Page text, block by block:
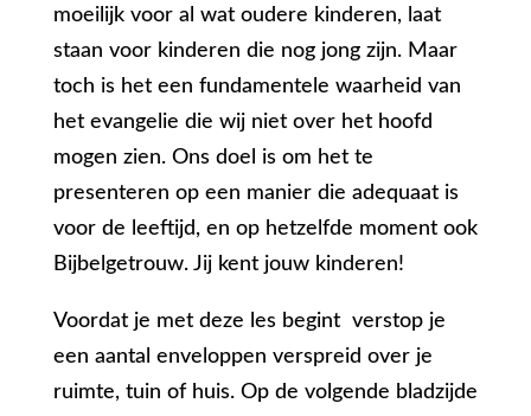
moeilijk voor al wat oudere kinderen, laat
staan voor kinderen die nog jong zijn. Maar
toch is het een fundamentele waarheid van
het evangelie die wij niet over het hoofd
mogen zien. Ons doel is om het te
presenteren op een manier die adequaat is
voor de leeftijd, en op hetzelfde moment ook
Bijbelgetrouw. Jij kent jouw kinderen!
Voordat je met deze les begint verstop je
een aantal enveloppen verspreid over je
ruimte, tuin of huis. Op de volgende bladzijde